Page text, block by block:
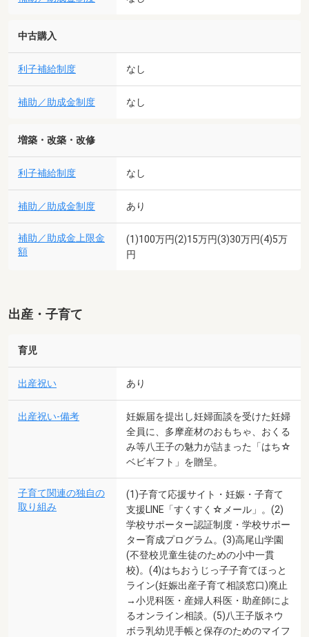
中古購入
利子補給制度 なし
補助／助成金制度 なし
増築・改築・改修
利子補給制度 なし
補助／助成金制度 あり
補助／助成金上限金
額
(1)100万円(2)15万円(3)30万円(4)5万
円
出産・子育て
育児
出産祝い あり
出産祝い-備考
妊娠届を提出し妊婦面談を受けた妊婦
全員に、多摩産材のおもちゃ、おくる
み等八王子の魅力が詰まった「はち☆
ベビギフト」を贈呈。
子育て関連の独自の
取り組み
(1)子育て応援サイト・妊娠・子育て
支援LINE「すくすく☆メール」。(2)
学校サポーター認証制度・学校サポー
ター育成プログラム。(3)高尾山学園
(不登校児童生徒のための小中一貫
校)。(4)はちおうじっ子子育てほっと
ライン(妊娠出産子育て相談窓口)廃止
→小児科医・産婦人科医・助産師によ
るオンライン相談。(5)八王子版ネウ
ボラ乳幼児手帳と保存のためのマイフ